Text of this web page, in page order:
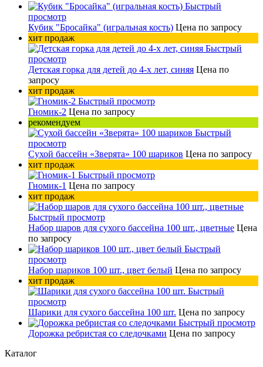
Быстрый
просмотр
Кубик "Бросайка" (игральная кость) Цена по запросу
хит продаж
Быстрый
просмотр
Детская горка для детей до 4-х лет, синяя Цена по
запросу
хит продаж
Быстрый просмотр
Гномик-2 Цена по запросу
рекомендуем
Быстрый
просмотр
Сухой бассейн «Зверята» 100 шариков Цена по запросу
хит продаж
Быстрый просмотр
Гномик-1 Цена по запросу
хит продаж
Быстрый просмотр
Набор шаров для сухого бассейна 100 шт., цветные Цена
по запросу
Быстрый
просмотр
Набор шариков 100 шт., цвет белый Цена по запросу
хит продаж
Быстрый
просмотр
Шарики для сухого бассейна 100 шт. Цена по запросу
Быстрый просмотр
Дорожка ребристая со следочками Цена по запросу
Каталог